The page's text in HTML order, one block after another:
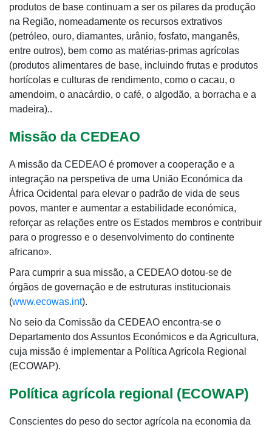
produtos de base continuam a ser os pilares da produção
na Região, nomeadamente os recursos extrativos
(petróleo, ouro, diamantes, urânio, fosfato, manganês,
entre outros), bem como as matérias-primas agrícolas
(produtos alimentares de base, incluindo frutas e produtos
hortícolas e culturas de rendimento, como o cacau, o
amendoim, o anacárdio, o café, o algodão, a borracha e a
madeira)..
Missão da CEDEAO
A missão da CEDEAO é promover a cooperação e a
integração na perspetiva de uma União Económica da
África Ocidental para elevar o padrão de vida de seus
povos, manter e aumentar a estabilidade económica,
reforçar as relações entre os Estados membros e contribuir
para o progresso e o desenvolvimento do continente
africano».
Para cumprir a sua missão, a CEDEAO dotou-se de
órgãos de governação e de estruturas institucionais
(www.ecowas.int).
No seio da Comissão da CEDEAO encontra-se o
Departamento dos Assuntos Económicos e da Agricultura,
cuja missão é implementar a Política Agrícola Regional
(ECOWAP).
Política agrícola regional (ECOWAP)
Conscientes do peso do sector agrícola na economia da